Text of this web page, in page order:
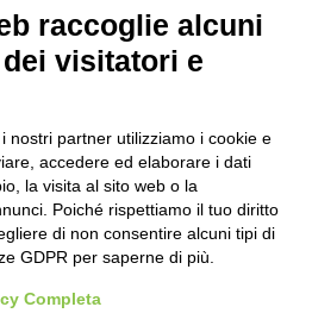
DI BASSANO CL.70
raccoglie alcuni
visitatori e
nostri partner utilizziamo i cookie e
accedere ed elaborare i dati
la visita al sito web o la
Poiché rispettiamo il tuo diritto
di non consentire alcuni tipi di
GDPR per saperne di più.
Completa